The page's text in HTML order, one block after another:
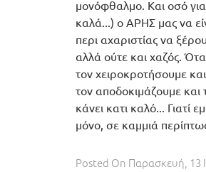
μονόφθαλμο. Και οσό
καλά...) ο ΑΡΗΣ μας να
περι αχαριστίας να
αλλά ούτε και χαζός.
τον χειροκροτήσουμε
τον αποδοκιμάζουμε και
κάνει κατι καλό... Γιατί
μόνο, σε καμμιά
Posted On Παρασκευή, 13